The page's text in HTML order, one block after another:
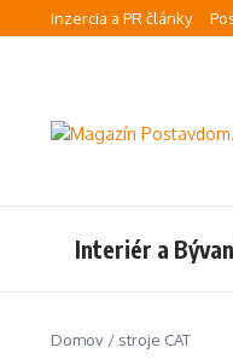
Preskočiť na obsah
Inzercia a PR články
Interiér a
Domov / stroje CAT